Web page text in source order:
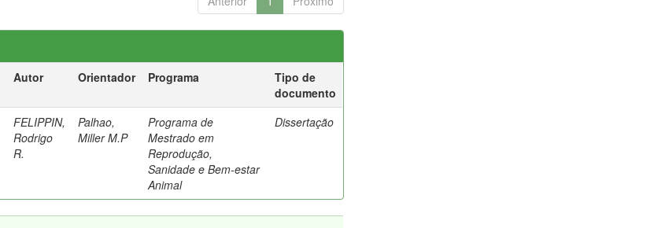
Autor Orientador Programa
Tipo de
documento
FELIPPIN,
Rodrigo
R.
Palhao,
Miller M.P
Programa de
Mestrado em
Reprodução,
Sanidade e Bem-estar
Animal
Dissertação